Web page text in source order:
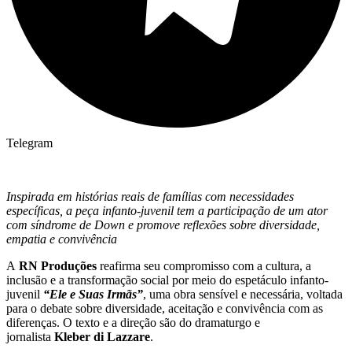
Telegram
Inspirada em histórias reais de famílias com necessidades
específicas, a peça infanto-juvenil tem a participação de um ator
com síndrome de Down e promove reflexões sobre diversidade,
empatia e convivência
A RN Produções reafirma seu compromisso com a cultura, a
inclusão e a transformação social por meio do espetáculo infanto-
juvenil “Ele e Suas Irmãs”, uma obra sensível e necessária, voltada
para o debate sobre diversidade, aceitação e convivência com as
diferenças. O texto e a direção são do dramaturgo e
jornalista Kleber di Lazzare.